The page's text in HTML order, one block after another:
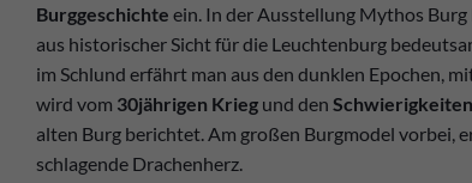
Burggeschichte ein. In der Ausstellung Mythos
aus historischer Sicht für die Leuchtenburg
im Schlund erfährt man aus den dunklen Epochen,
wird vom 30jährigen Krieg und den
alten Burg berichtet. Am großen Burgmodel vorbei,
schlagende Drachenherz.